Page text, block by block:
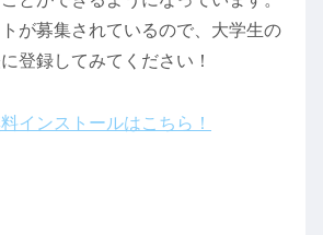
が募集されているので、大学生の
登録してみてください！
インストールはこちら！